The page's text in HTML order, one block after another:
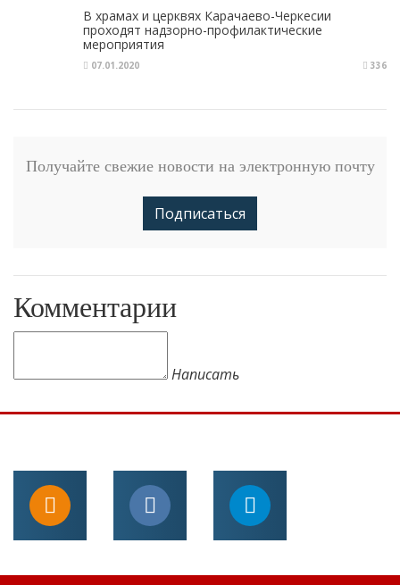
В храмах и церквях Карачаево-Черкесии
проходят надзорно-профилактические
мероприятия
07.01.2020 336
Получайте свежие новости на электронную почту
Подписаться
Комментарии
Написать